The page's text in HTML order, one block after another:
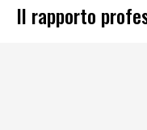
Il rapporto